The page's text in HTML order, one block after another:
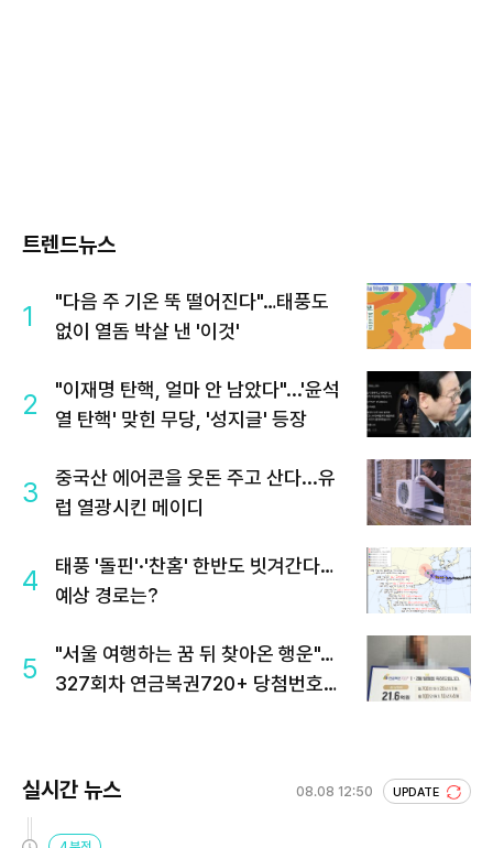
트렌드뉴스
1
"다음 주 기온 뚝 떨어진다"…태풍도
없이 열돔 박살 낸 '이것'
2
"이재명 탄핵, 얼마 안 남았다"...'윤석
열 탄핵' 맞힌 무당, '성지글' 등장
3
중국산 에어콘을 웃돈 주고 산다...유
럽 열광시킨 메이디
4
태풍 '돌핀'·'찬홈' 한반도 빗겨간다…
예상 경로는?
5
"서울 여행하는 꿈 뒤 찾아온 행운"…
327회차 연금복권720+ 당첨번호조
실시간 뉴스 08.08 12:50 UPDATE